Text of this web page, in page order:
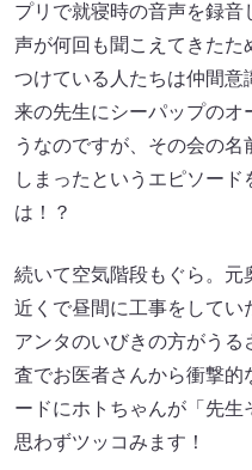
プリで就寝時の音声を録
声が何回も聞こえてきたた
つけている人たちは仲間
来の先生にシーパップのオ
うなのですが、その会の
しまったというエピソー
は！？
続いて空気階段もぐら。
近くで昼間に工事をしてい
アンタのいびきの方がう
査でお医者さんから衝撃的
ードにホトちゃんが「先生
思わずツッコみます！